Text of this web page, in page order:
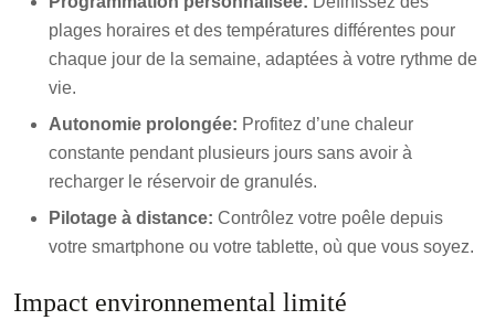
plages horaires et des températures différentes pour
chaque jour de la semaine, adaptées à votre rythme de
vie.
Autonomie prolongée: Profitez d’une chaleur
constante pendant plusieurs jours sans avoir à
recharger le réservoir de granulés.
Pilotage à distance: Contrôlez votre poêle depuis
votre smartphone ou votre tablette, où que vous soyez.
Impact environnemental limité